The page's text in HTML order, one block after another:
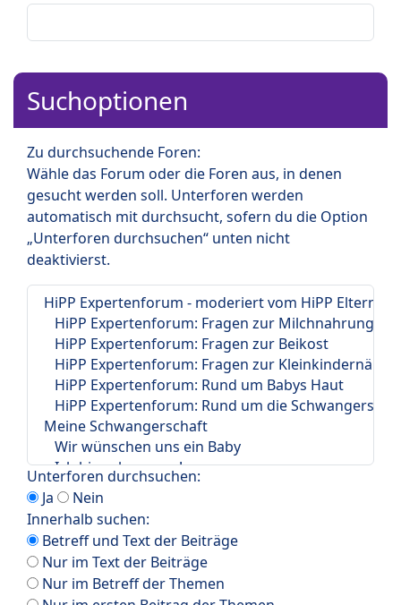
Suchoptionen
Zu durchsuchende Foren:
Wähle das Forum oder die Foren aus, in denen
gesucht werden soll. Unterforen werden
automatisch mit durchsucht, sofern du die Option
„Unterforen durchsuchen“ unten nicht
deaktivierst.
Unterforen durchsuchen:
Ja
Nein
Innerhalb suchen:
Betreff und Text der Beiträge
Nur im Text der Beiträge
Nur im Betreff der Themen